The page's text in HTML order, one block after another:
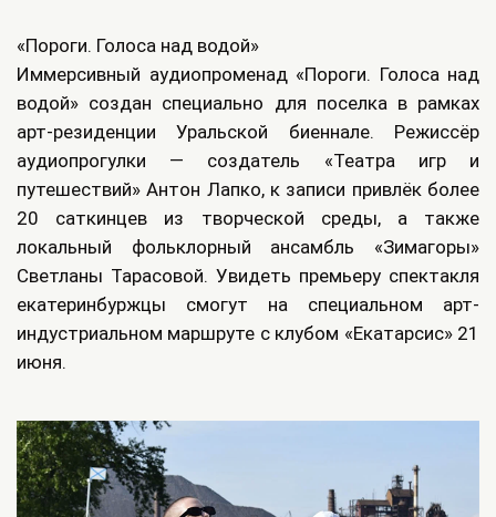
«Пороги. Голоса над водой»
Иммерсивный аудиопроменад «Пороги. Голоса над
водой» создан специально для поселка в рамках
арт‑резиденции Уральской биеннале. Режиссёр
аудиопрогулки — создатель «Театра игр и
путешествий» Антон Лапко, к записи привлёк более
20 саткинцев из творческой среды, а также
локальный фольклорный ансамбль «Зимагоры»
Светланы Тарасовой. Увидеть премьеру спектакля
екатеринбуржцы смогут на специальном арт-
индустриальном маршруте с клубом «Екатарсис» 21
июня.